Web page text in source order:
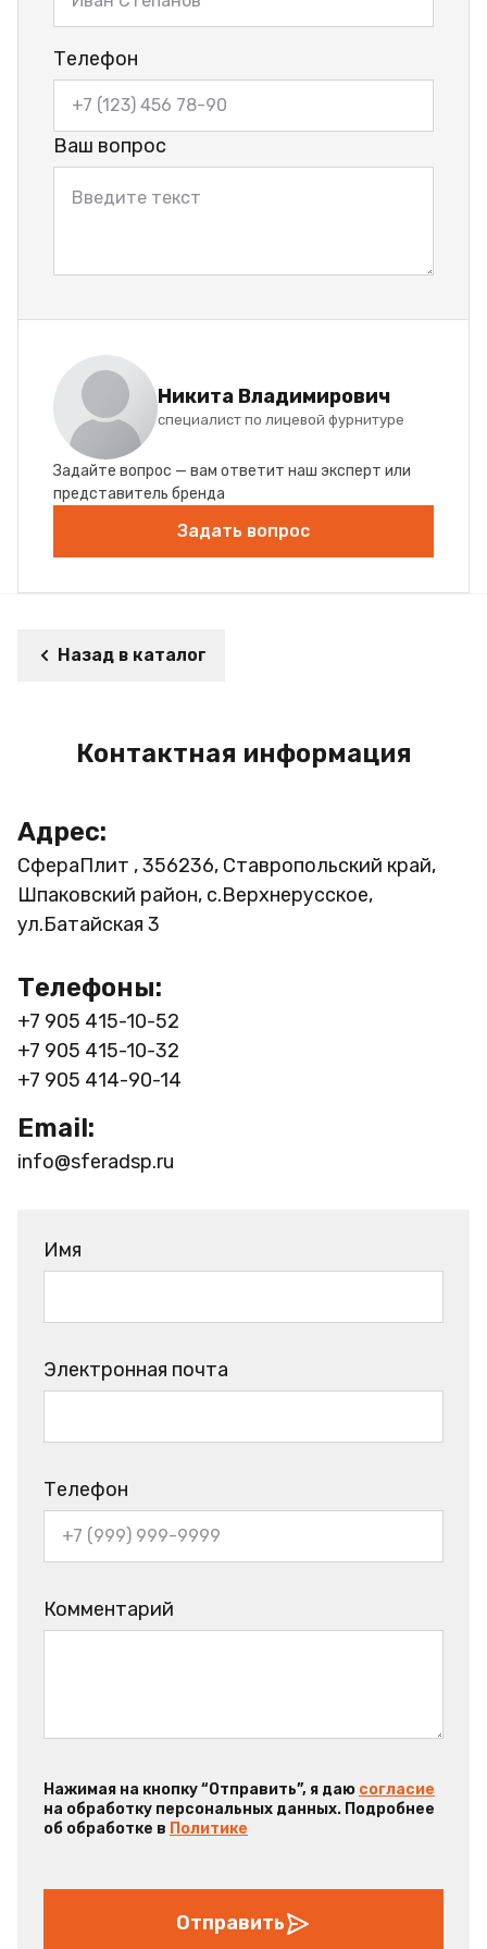
Телефон
Ваш вопрос
Никита Владимирович
специалист по лицевой фурнитуре
Задайте вопрос — вам ответит наш эксперт или
представитель бренда
Задать вопрос
Назад в каталог
Контактная информация
Адрес:
СфераПлит , 356236, Ставропольский край,
Шпаковский район, с.Верхнерусское,
ул.Батайская 3
Телефоны:
+7 905 415-10-52
+7 905 415-10-32
+7 905 414-90-14
Email:
info@sferadsp.ru
Имя
Электронная почта
Телефон
Комментарий
Нажимая на кнопку “Отправить”, я даю согласие
на обработку персональных данных. Подробнее
об обработке в Политике
Отправить